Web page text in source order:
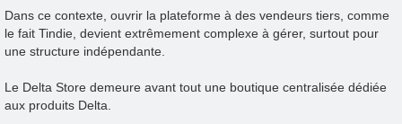
Dans ce contexte, ouvrir la plateforme à des vendeurs tiers, comme
le fait Tindie, devient extrêmement complexe à gérer, surtout pour
une structure indépendante.
Le Delta Store demeure avant tout une boutique centralisée dédiée
aux produits Delta.